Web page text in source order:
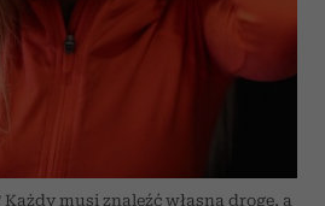
Każdy musi znaleźć własną drogę, a